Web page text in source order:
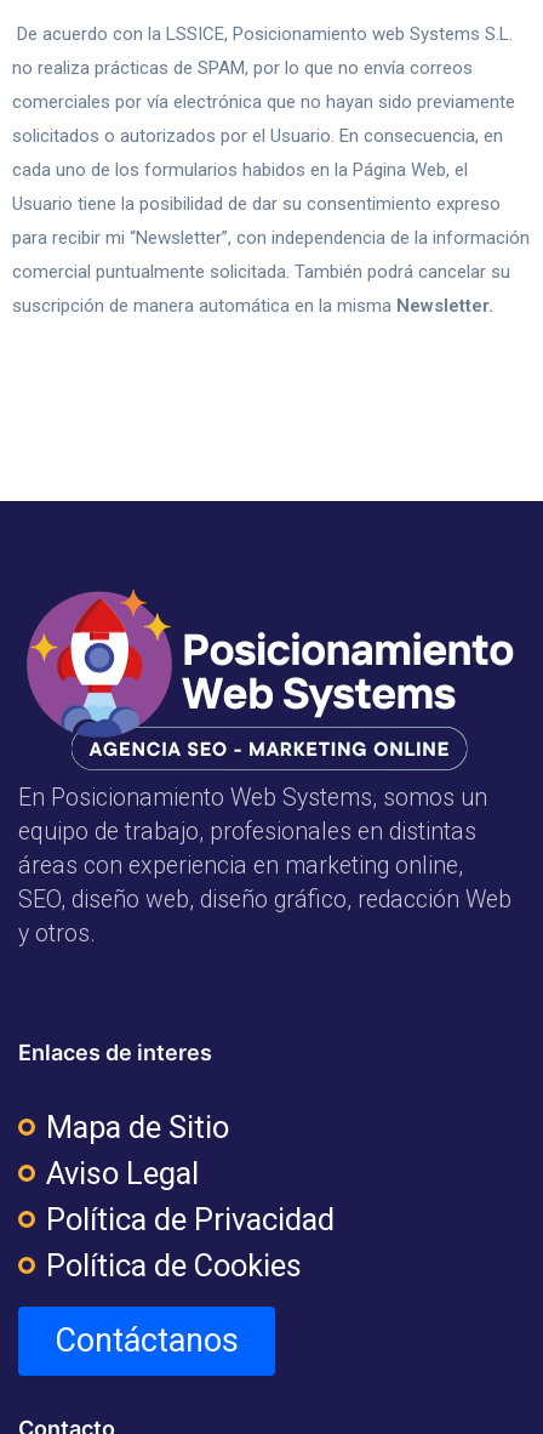
De acuerdo con la LSSICE, Posicionamiento web Systems S.L.
no realiza prácticas de SPAM, por lo que no envía correos
comerciales por vía electrónica que no hayan sido previamente
solicitados o autorizados por el Usuario. En consecuencia, en
cada uno de los formularios habidos en la Página Web, el
Usuario tiene la posibilidad de dar su consentimiento expreso
para recibir mi “Newsletter”, con independencia de la información
comercial puntualmente solicitada. También podrá cancelar su
suscripción de manera automática en la misma Newsletter.
En Posicionamiento Web Systems, somos un
equipo de trabajo, profesionales en distintas
áreas con experiencia en marketing online,
SEO, diseño web, diseño gráfico, redacción Web
y otros.
Enlaces de interes
Mapa de Sitio
Aviso Legal
Política de Privacidad
Política de Cookies
Contáctanos
Contacto